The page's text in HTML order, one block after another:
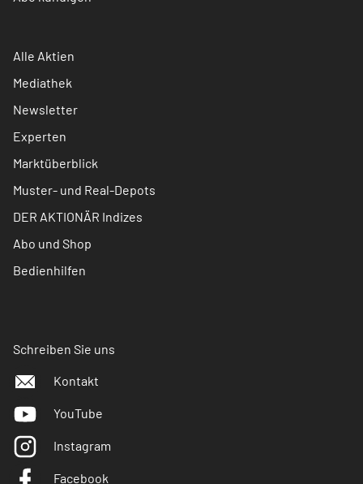
Alle Aktien
Mediathek
Newsletter
Experten
Marktüberblick
Muster- und Real-Depots
DER AKTIONÄR Indizes
Abo und Shop
Bedienhilfen
Schreiben Sie uns
Kontakt
YouTube
Instagram
Facebook